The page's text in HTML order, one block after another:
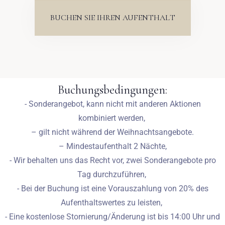
BUCHEN SIE IHREN AUFENTHALT
Buchungsbedingungen:
- Sonderangebot, kann nicht mit anderen Aktionen
kombiniert werden,
– gilt nicht während der Weihnachtsangebote.
– Mindestaufenthalt 2 Nächte,
- Wir behalten uns das Recht vor, zwei Sonderangebote pro
Tag durchzuführen,
- Bei der Buchung ist eine Vorauszahlung von 20% des
Aufenthaltswertes zu leisten,
- Eine kostenlose Stornierung/Änderung ist bis 14:00 Uhr und